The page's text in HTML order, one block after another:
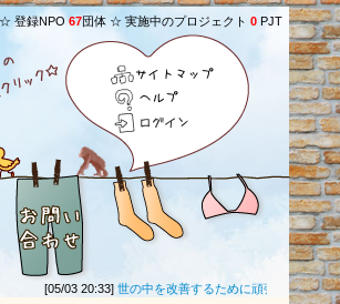
登録NPO 67団体 ☆ 実施中のプロジェクト 0 PJT
サイトマップ
ヘルプ
ログイン
[05/03 20:33]世の中を改善するために頑張ってください